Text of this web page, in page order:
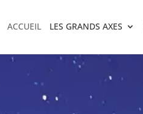
ACCUEIL LES GRANDS AXES